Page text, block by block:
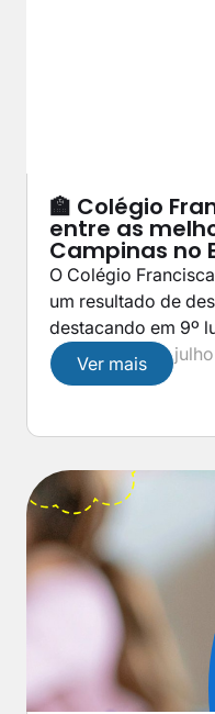
🏫 Colégio
entre as
Campinas no
O Colégio
um resultado de
destacando em 9º
Ver mais